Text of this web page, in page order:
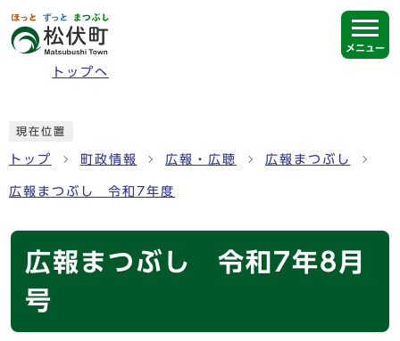
ページの先頭です
トップへ
メニュー
現在位置
トップ 町政情報 広報・広聴 広報まつぶし
広報まつぶし 令和7年度
広報まつぶし 令和7年8月
号